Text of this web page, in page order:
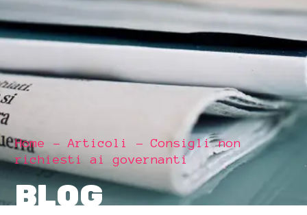
Home Articoli
Consigli non
richiesti ai governanti
BLOG